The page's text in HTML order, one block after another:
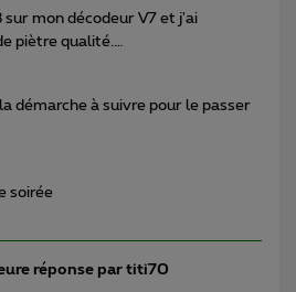
sur mon décodeur V7 et j'ai
piètre qualité.…
démarche à suivre pour le passer
soirée
réponse par titi70